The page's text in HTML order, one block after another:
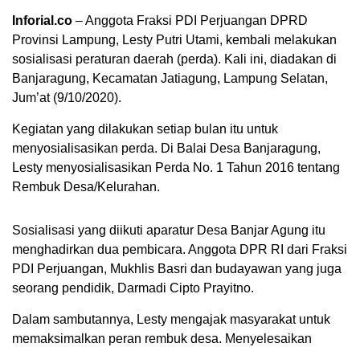
Inforial.co – Anggota Fraksi PDI Perjuangan DPRD
Provinsi Lampung, Lesty Putri Utami, kembali melakukan
sosialisasi peraturan daerah (perda). Kali ini, diadakan di
Banjaragung, Kecamatan Jatiagung, Lampung Selatan,
Jum’at (9/10/2020).
Kegiatan yang dilakukan setiap bulan itu untuk
menyosialisasikan perda. Di Balai Desa Banjaragung,
Lesty menyosialisasikan Perda No. 1 Tahun 2016 tentang
Rembuk Desa/Kelurahan.
Sosialisasi yang diikuti aparatur Desa Banjar Agung itu
menghadirkan dua pembicara. Anggota DPR RI dari Fraksi
PDI Perjuangan, Mukhlis Basri dan budayawan yang juga
seorang pendidik, Darmadi Cipto Prayitno.
Dalam sambutannya, Lesty mengajak masyarakat untuk
memaksimalkan peran rembuk desa. Menyelesaikan